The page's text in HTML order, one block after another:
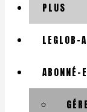
PLUS
LEGLOB-
ABONNÉ-